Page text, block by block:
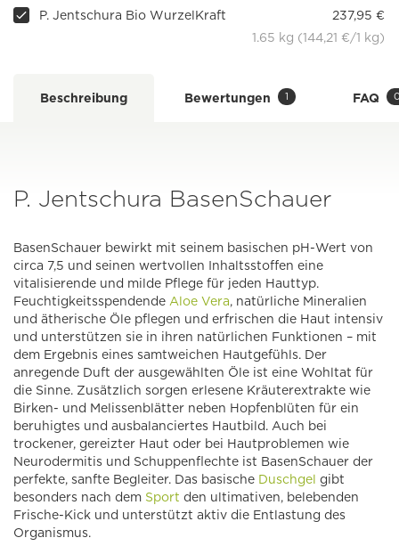
P. Jentschura Bio WurzelKraft
237,95 €
1.65 kg (144,21 €/1 kg)
Beschreibung Bewertungen 1 FAQ
P. Jentschura BasenSchauer
BasenSchauer bewirkt mit seinem basischen pH-Wert von
circa 7,5 und seinen wertvollen Inhaltsstoffen eine
vitalisierende und milde Pflege für jeden Hauttyp.
Feuchtigkeitsspendende Aloe Vera, natürliche Mineralien
und ätherische Öle pflegen und erfrischen die Haut intensiv
und unterstützen sie in ihren natürlichen Funktionen – mit
dem Ergebnis eines samtweichen Hautgefühls. Der
anregende Duft der ausgewählten Öle ist eine Wohltat für
die Sinne. Zusätzlich sorgen erlesene Kräuterextrakte wie
Birken- und Melissenblätter neben Hopfenblüten für ein
beruhigtes und ausbalanciertes Hautbild. Auch bei
trockener, gereizter Haut oder bei Hautproblemen wie
Neurodermitis und Schuppenflechte ist BasenSchauer der
perfekte, sanfte Begleiter. Das basische Duschgel gibt
besonders nach dem Sport den ultimativen, belebenden
Frische-Kick und unterstützt aktiv die Entlastung des
Organismus.